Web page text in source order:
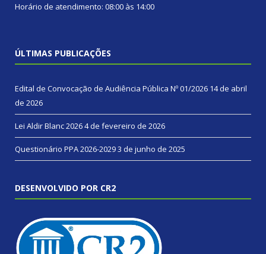
Horário de atendimento: 08:00 às 14:00
ÚLTIMAS PUBLICAÇÕES
Edital de Convocação de Audiência Pública Nº 01/2026 14 de abril
de 2026
Lei Aldir Blanc 20264 de fevereiro de 2026
Questionário PPA 2026-20293 de junho de 2025
DESENVOLVIDO POR CR2